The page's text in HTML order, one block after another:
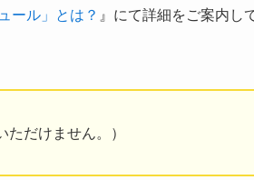
ール」とは？ 』にて詳細をご案内し
だけません。）